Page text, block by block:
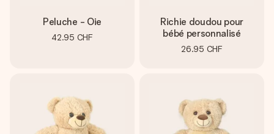
Peluche - Oie
42.95 CHF
Richie doudou pour
bébé personnalisé
26.95 CHF